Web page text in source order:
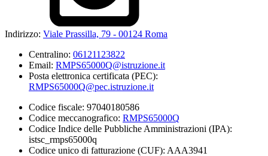
Indirizzo: Viale Prassilla, 79 - 00124 Roma
Centralino: 06121123822
Email: RMPS65000Q@istruzione.it
Posta elettronica certificata (PEC):
RMPS65000Q@pec.istruzione.it
Codice fiscale: 97040180586
Codice meccanografico: RMPS65000Q
Codice Indice delle Pubbliche Amministrazioni (IPA):
istsc_rmps65000q
Codice unico di fatturazione (CUF): AAA3941